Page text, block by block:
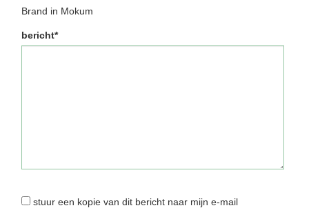
Brand in Mokum
bericht*
stuur een kopie van dit bericht naar mijn e-mail